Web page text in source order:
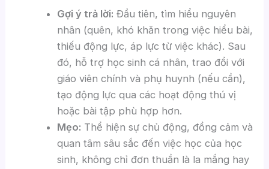
Gợi ý trả lời: Đầu tiên, tìm hiểu nguyên
nhân (quên, khó khăn trong việc hiểu bài,
thiếu động lực, áp lực từ việc khác). Sau
đó, hỗ trợ học sinh cá nhân, trao đổi với
giáo viên chính và phụ huynh (nếu cần),
tạo động lực qua các hoạt động thú vị
hoặc bài tập phù hợp hơn.
Mẹo: Thể hiện sự chủ động, đồng cảm và
quan tâm sâu sắc đến việc học của học
sinh, không chỉ đơn thuần là la mắng hay